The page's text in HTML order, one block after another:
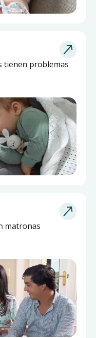
y actualizada
matronas
tienen problemas